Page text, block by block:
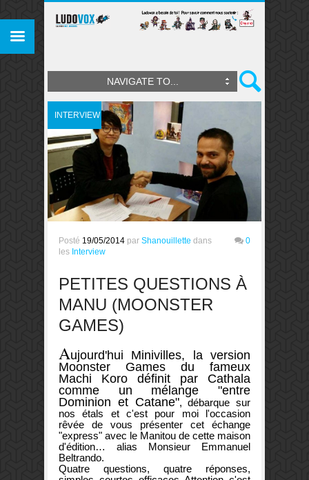
NAVIGATE TO...
INTERVIEW
Posté 19/05/2014 par Shanouillette dans
les Interview
0
PETITES QUESTIONS À
MANU (MOONSTER
GAMES)
Aujourd'hui Minivilles, la version
Moonster Games du fameux
Machi Koro définit par Cathala
comme un mélange "entre
Dominion et Catane", débarque sur
nos étals et c'est pour moi l'occasion
rêvée de vous présenter cet échange
"express" avec le Manitou de cette maison
d'édition… alias Monsieur Emmanuel
Beltrando.
Quatre questions, quatre réponses,